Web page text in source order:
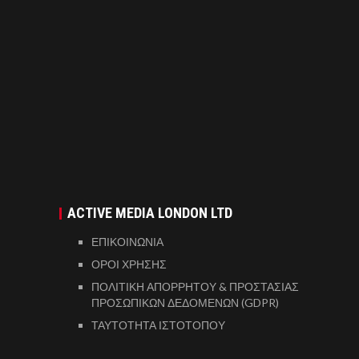
ACTIVE MEDIA LONDON LTD
ΕΠΙΚΟΙΝΩΝΙΑ
ΟΡΟΙ ΧΡΗΣΗΣ
ΠΟΛΙΤΙΚΗ ΑΠΟΡΡΗΤΟΥ & ΠΡΟΣΤΑΣΙΑΣ
ΠΡΟΣΩΠΙΚΩΝ ΔΕΔΟΜΕΝΩΝ (GDPR)
ΤΑΥΤΟΤΗΤΑ ΙΣΤΟΤΟΠΟΥ